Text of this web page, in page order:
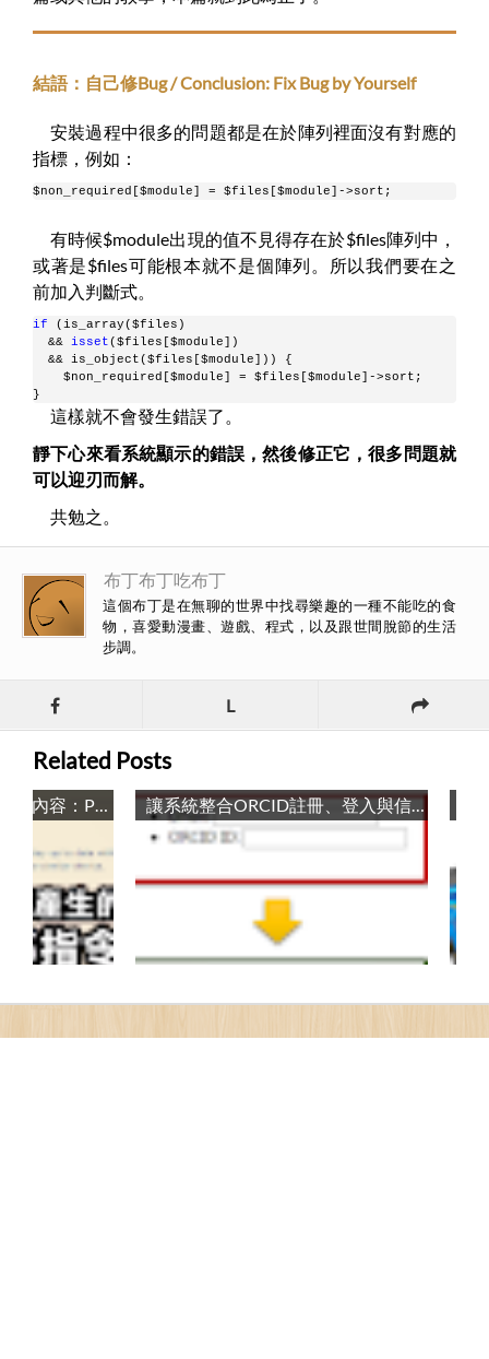
結語：自己修Bug / Conclusion: Fix Bug by Yourself
安裝過程中很多的問題都是在於陣列裡面沒有對應的
指標，例如：
$non_required[$module] = $files[$module]->sort;
有時候$module出現的值不見得存在於$files陣列中，
或著是$files可能根本就不是個陣列。所以我們要在之
前加入判斷式。
if (is_array($files)
  &&
isset($files[$module])
  && is_object($files[$module])) {
    $non_required[$module] = $files[$module]->sort;
}
這樣就不會發生錯誤了。
靜下心來看系統顯示的錯誤，然後修正它，很多問題就
可以迎刃而解。
共勉之。
布丁布丁吃布丁
這個布丁是在無聊的世界中找尋樂趣的一種不能吃的食
物，喜愛動漫畫、遊戲、程式，以及跟世間脫節的生活
步調。
L
Related Posts
擷取AJAX動態產生的網頁內容：PhantomJS指令列工具 / Crawling AJAX Webpages with PhantomJS Command Line Utility 讓系統整合ORCID註冊、登入與信任託管授權：布丁式ORCID整合方案 / Integrate your system with ORCID’s registration, login and trusted parties: Pudding style solution